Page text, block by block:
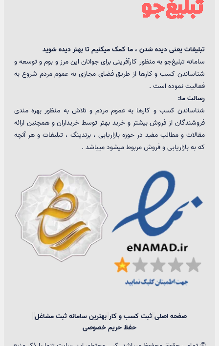
تبلیغات یعنی دیده شدن ، ما کمک میکنیم تا بهتر دیده شوید
سامانه تبلیغ‌جو به منظور کارآفرینی برای جوانان این مرز و بوم و توسعه و
شناساندن کسب و کارها از طریق فضای مجازی به عموم مردم شروع به
فعالیت نموده است .
رسالت ما:
شناساندن کسب و کارها به عموم مردم و تلاش به منظور بهره مندی
فروشندگان از فروش بیشتر و خرید بهتر توسط خریداران و همچنین ارائه
مقالات و مطالب مفید در حوزه بازاریابی ، برندینگ ، تبلیغات و هر آنچه
که به بازاریابی و فروش مربوط میشود میباشد .
صفحه اصلی ثبت کسب و کار بهترین سامانه ثبت مشاغل
حفظ حریم خصوصی